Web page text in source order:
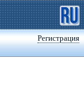
Регистрация